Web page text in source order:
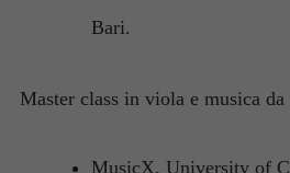
Bari.
Master class in viola e musica da
MusicX, University of